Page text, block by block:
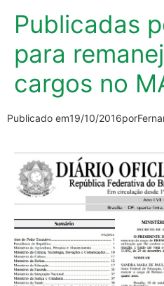
Publicadas
para
cargos no
Publicado em19/10/2016por